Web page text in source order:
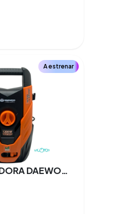
A estrenar
HIDROLIMPIADORA DAEWOO DAX100 100 Bar 400L/H